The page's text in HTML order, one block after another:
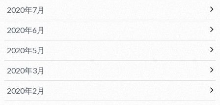
2020年7月
2020年6月
2020年5月
2020年3月
2020年2月